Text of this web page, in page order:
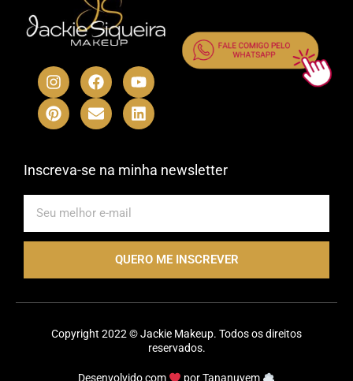
I
n
s
t
a
r
m
F
a
c
e
b
o
Y
o
u
t
u
e
P
i
n
t
e
e
t
E
n
v
e
l
p
L
i
n
k
e
i
Inscreva-se na minha newsletter
QUERO ME INSCREVER
Copyright 2022 © Jackie Makeup. Todos os direitos
reservados.
Desenvolvido com porTananuvem